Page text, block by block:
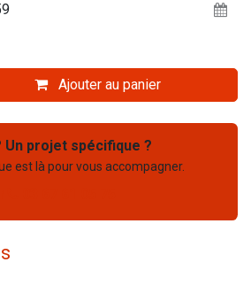
Ajouter au panier
Un projet spécifique ?
est là pour vous accompagner.